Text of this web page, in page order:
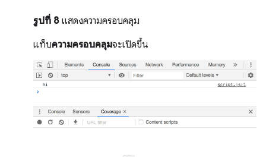
รูปที่ 8 แสดงความครอบคลุม
แท็บความครอบคลุมจะเปิดขึ้น